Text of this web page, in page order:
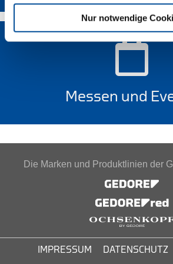
Nur notwendige
Messen und
Die Marken und Produktlinien der
IMPRESSUM DATENSCHUTZ